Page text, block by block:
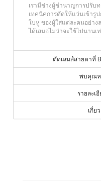
เรามีช่างผู้ชำนาญการปรับ
เทคนิคการดัดให้แว่นเข้ารู
ใบหู ของผู้ใส่แต่ละคนอย่าง
ได้เสมอไม่ว่าจะใช้ไปนานเ
ตัดเลนส์สายตาที่
พบคุณ
รายละเ
เกี่ย